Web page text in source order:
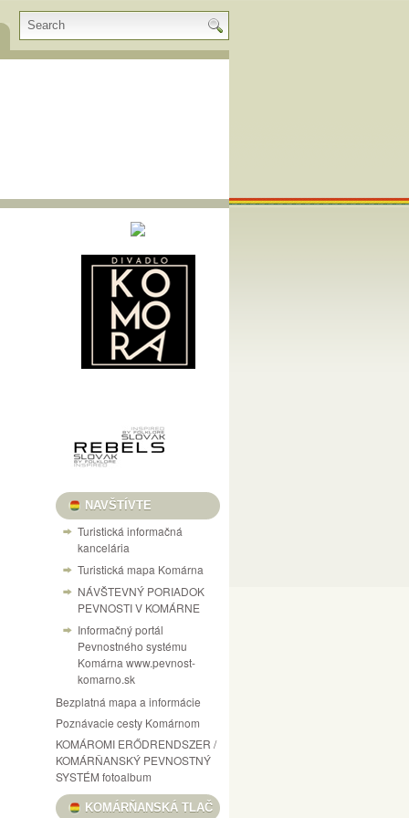
NAVŠTÍVTE
Turistická informačná
kancelária
Turistická mapa Komárna
NÁVŠTEVNÝ PORIADOK
PEVNOSTI V KOMÁRNE
Informačný portál
Pevnostného systému
Komárna www.pevnost-
komarno.sk
Bezplatná mapa a informácie
Poznávacie cesty Komárnom
KOMÁROMI ERŐDRENDSZER /
KOMÁRŇANSKÝ PEVNOSTNÝ
SYSTÉM fotoalbum
KOMÁRŇANSKÁ TLAČ